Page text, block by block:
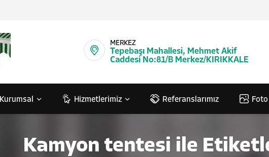
MERKEZ
Tepebaşı Mahallesi, Mehmet Akif
Caddesi No:81/B Merkez/KIRIKKALE
Kurumsal Hizmetlerimiz Referanslarımız
Kamyon tentesi ile